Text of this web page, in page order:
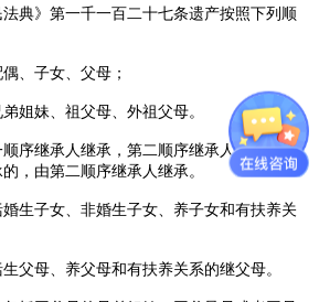
法典》第一千一百二十七条遗产按照下列顺
、子女、父母；
姐妹、祖父母、外祖父母。
序继承人继承，第二顺序继承人不继承；
，由第二顺序继承人继承。
生子女、非婚生子女、养子女和有扶养关
父母、养父母和有扶养关系的继父母。